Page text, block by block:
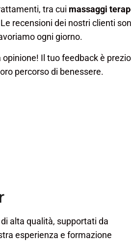
tra cui massaggi
recensioni dei nostri clienti
ogni giorno.
opinione! Il tuo feedback è
percorso di benessere.
alta qualità, supportati da
esperienza e formazione